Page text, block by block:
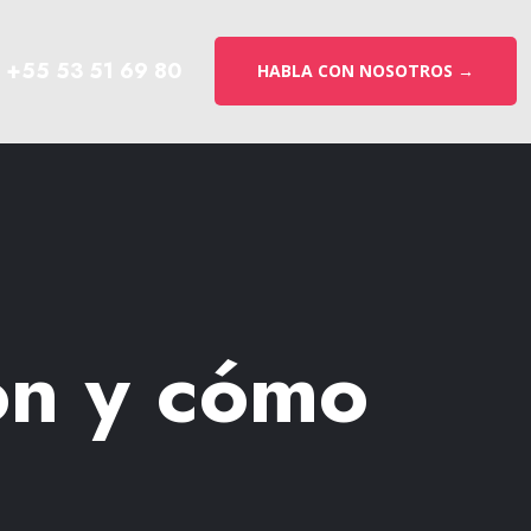
HABLA CON NOSOTROS →
y cómo